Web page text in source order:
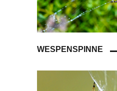
WESPENSPINNE